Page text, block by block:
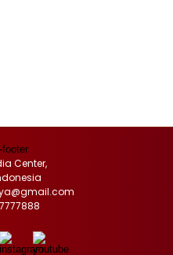
Center,